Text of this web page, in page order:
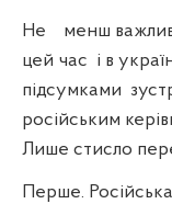
Не
менш
цей час і в
підсумками
російським
Лише стисло
Перше.